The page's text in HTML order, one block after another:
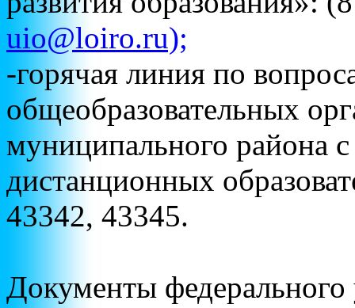
uio@loiro.ru);
-горячая линия по
общеобразовательных
муниципального района
дистанционных
43342, 43345.
Документы федерального